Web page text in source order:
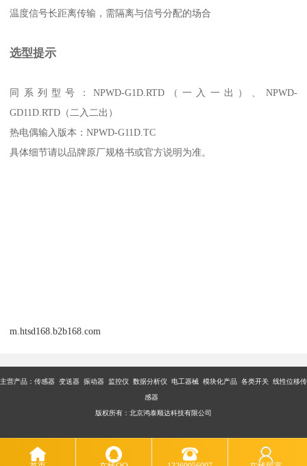
温度信号长距离传输，需隔离与信号分配的场合
选型提示
同系列型号：NPWD-G1D.RTD（一入一出）、NPWD-
GD11D.RTD（二入二出）
热电偶输入版本：NPWD-G11D.TC
具体细节请以品牌原厂规格书或官方说明为准。
m.htsd168.b2b168.com
主营产品：传感器 变送器 振动器 监控仪 数据分析仪 电工器械 模块化产品 各类开关 线性位移传
感器
版权所有：北京鸿泰顺达科技有限公司